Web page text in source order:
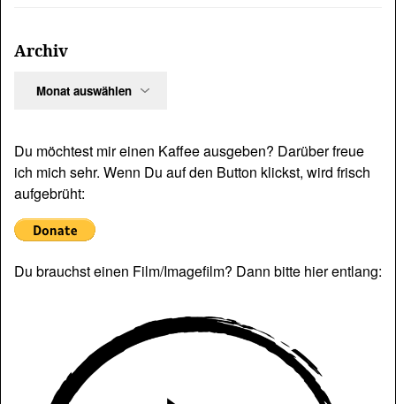
Archiv
Du möchtest mir einen Kaffee ausgeben? Darüber freue
ich mich sehr. Wenn Du auf den Button klickst, wird frisch
aufgebrüht:
Du brauchst einen Film/Imagefilm? Dann bitte hier entlang: